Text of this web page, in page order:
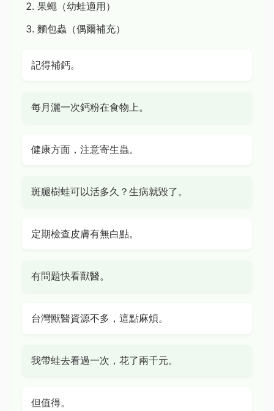
果蠅（幼蛙適用）
麵包蟲（偶爾補充）
記得補鈣。
每月灑一次鈣粉在食物上。
健康方面，注意寄生蟲。
斑腿樹蛙可以活多久？生病就毀了。
定期檢查皮膚有無白點。
有問題快看獸醫。
台灣獸醫資源不多，這點麻煩。
我帶蛙去看過一次，花了兩千元。
但值得。